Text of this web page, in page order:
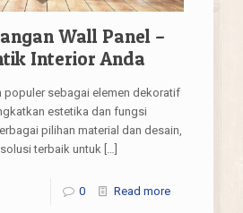
Wall Panel –
Interior Anda
populer sebagai elemen dekoratif
estetika dan fungsi
pilihan material dan desain,
terbaik untuk[…]
0 Read more